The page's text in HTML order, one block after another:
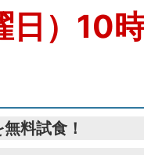
日）10
料試食！